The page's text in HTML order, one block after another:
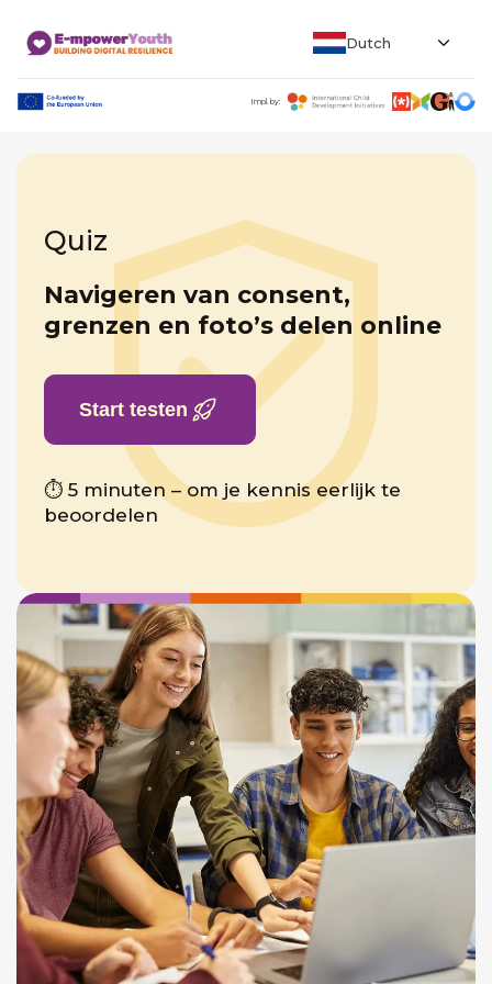
Impl. by:
Dutch
Quiz
Navigeren van consent,
grenzen en foto’s delen online
Start testen
⏱ 5 minuten – om je kennis eerlijk te
beoordelen